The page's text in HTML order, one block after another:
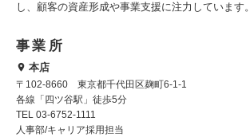
し、顧客の資産形成や事業支援に注力しています。
事業所
本店
〒102-8660 東京都千代田区麹町6-1-1
各線「四ツ谷駅」徒歩5分
TEL 03-6752-1111
人事部/キャリア採用担当